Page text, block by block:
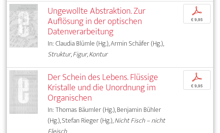
Ungewollte Abstraktion. Zur
Auflösung in der optischen
Datenverarbeitung
In: Claudia Blümle (Hg.), Armin Schäfer (Hg.),
Struktur, Figur, Kontur
p
€ 9,95
Der Schein des Lebens. Flüssige
Kristalle und die Unordnung im
Organischen
In: Thomas Bäumler (Hg.), Benjamin Bühler
(Hg.), Stefan Rieger (Hg.),Nicht Fisch – nicht
p
€ 9,95